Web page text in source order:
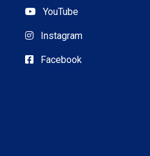
YouTube
Instagram
Facebook